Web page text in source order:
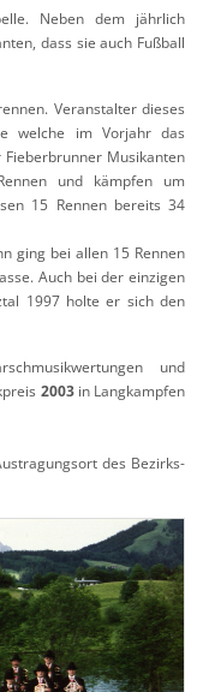
Neben dem jährlich
dass sie auch Fußball
Veranstalter dieses
welche im Vorjahr das
Musikanten
und kämpfen um
15 Rennen bereits 34
ging bei allen 15 Rennen
Auch bei der einzigen
1997 holte er sich den
und
2003in Langkampfen
des Bezirks-